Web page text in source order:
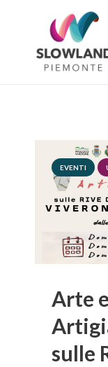
EVENTI
Arte e
sulle